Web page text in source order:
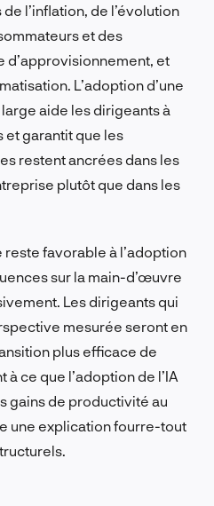
l’inflation, de l’évolution
et des
d’approvisionnement, et
L’adoption d’une
aide les dirigeants à
et garantit que les
restent ancrées dans les
plutôt que dans les
reste favorable à l’adoption
sur la main-d’œuvre
Les dirigeants qui
mesurée seront en
plus efficace de
ce que l’adoption de l’IA
gains de productivité au
une explication fourre-tout